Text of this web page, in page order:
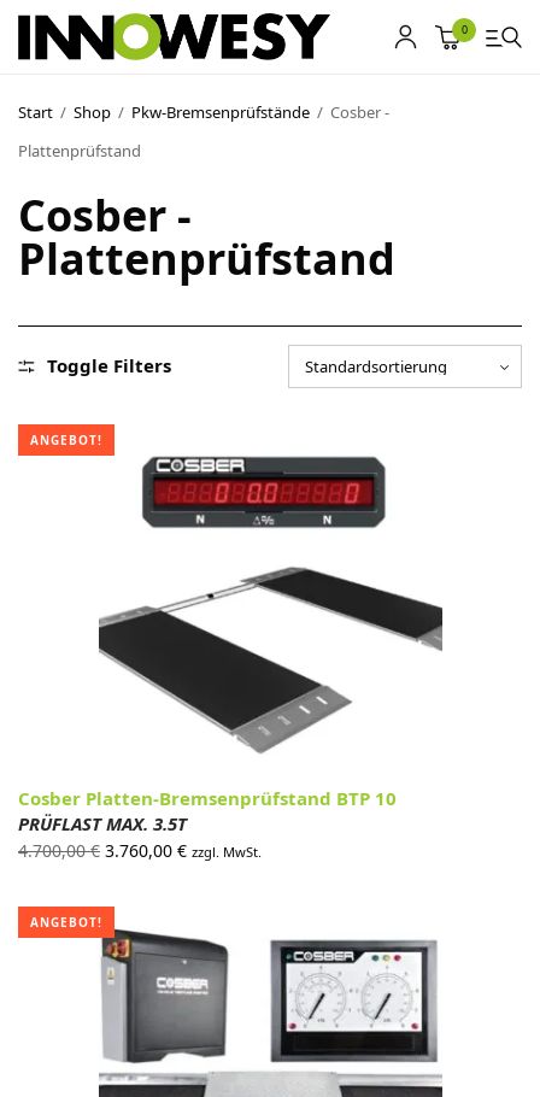
0
Start / Shop / Pkw-Bremsenprüfstände / Cosber -
Plattenprüfstand
Cosber -
Plattenprüfstand
Toggle Filters
ANGEBOT!
Cosber Platten-Bremsenprüfstand BTP 10
PRÜFLAST MAX. 3.5T
4.700,00€ Ursprünglicher
4.700,00 €
3.760,00 €Aktueller
zzgl. MwSt.
ANGEBOT!
Shop
Gebrauchtmarkt
Ankauf
Sonderposten
Kontakt